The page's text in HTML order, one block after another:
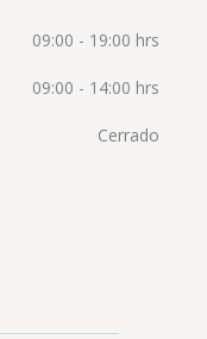
09:00 - 19:00 hrs
09:00 - 14:00 hrs
Cerrado